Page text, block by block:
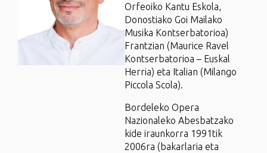
Orfeoiko Kantu Eskola,
Donostiako Goi Mailako
Musika Kontserbatorioa)
Frantzian (Maurice Ravel
Kontserbatorioa – Euskal
Herria) eta Italian (Milango
Piccola Scola).
Bordeleko Opera
Nazionaleko Abesbatzako
kide iraunkorra 1991tik
2006ra (bakarlaria eta